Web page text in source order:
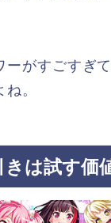
ーがすごすぎ
。
は試す価